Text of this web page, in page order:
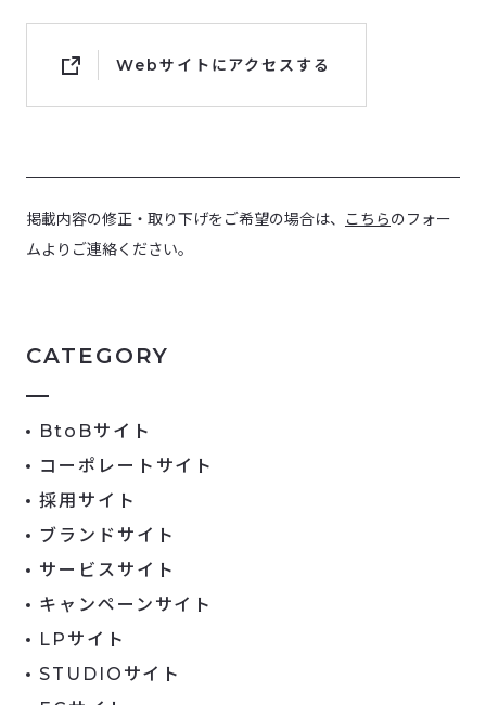
Webサイトにアクセスする
掲載内容の修正・取り下げをご希望の場合は、 こちらのフォー
ムよりご連絡ください。
CATEGORY
BtoBサイト
コーポレートサイト
採用サイト
ブランドサイト
サービスサイト
キャンペーンサイト
LPサイト
STUDIOサイト